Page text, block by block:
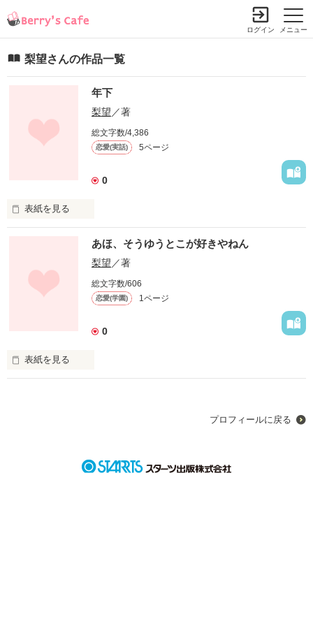
メニュー
ログイン
梨望さんの作品一覧
年下
梨望 ／著
総文字数/4,386
恋愛(実話) 5ページ
0
表紙を見る
作品を読む
あほ、そうゆうとこが好きやねん
梨望 ／著
総文字数/606
恋愛(学園) 1ページ
0
表紙を見る
プロフィールに戻る